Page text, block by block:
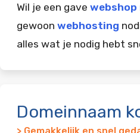
Wil je een gave webshop
gewoon webhosting
alles wat je nodig hebt
Domeinnaam
> Gemakkelijk en snel